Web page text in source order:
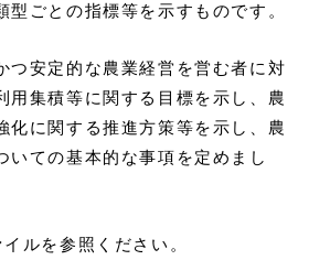
型ごとの指標等を示すものです。
安定的な農業経営を営む者に対
用集積等に関する目標を示し、農
化に関する推進方策等を示し、農
いての基本的な事項を定めまし
ルを参照ください。